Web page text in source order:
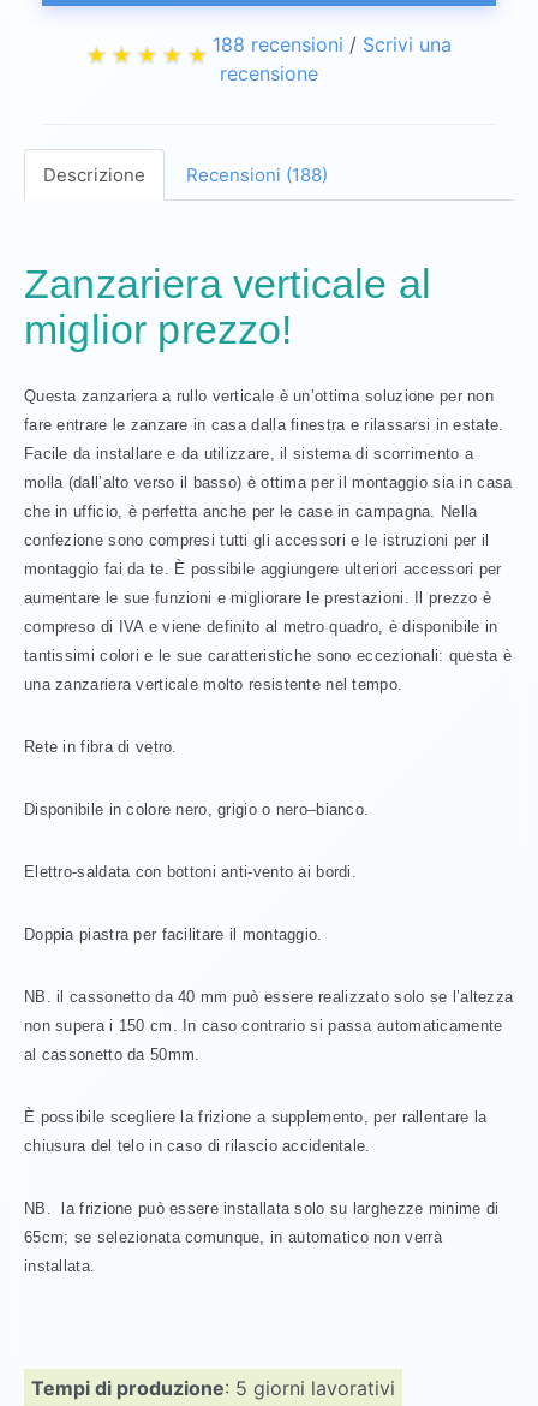
188 recensioni / Scrivi una
recensione
Descrizione Recensioni (188)
Zanzariera verticale al
miglior prezzo!
Questa zanzariera a rullo verticale è un’ottima soluzione per non
fare entrare le zanzare in casa dalla finestra e rilassarsi in estate.
Facile da installare e da utilizzare, il sistema di scorrimento a
molla (dall’alto verso il basso) è ottima per il montaggio sia in casa
che in ufficio, è perfetta anche per le case in campagna. Nella
confezione sono compresi tutti gli accessori e le istruzioni per il
montaggio fai da te. È possibile aggiungere ulteriori accessori per
aumentare le sue funzioni e migliorare le prestazioni. Il prezzo è
compreso di IVA e viene definito al metro quadro, è disponibile in
tantissimi colori e le sue caratteristiche sono eccezionali: questa è
una zanzariera verticale molto resistente nel tempo.
Rete in fibra di vetro.
Disponibile in colore nero, grigio o nero–bianco.
Elettro-saldata con bottoni anti-vento ai bordi.
Doppia piastra per facilitare il montaggio.
NB. il cassonetto da 40 mm può essere realizzato solo se l’altezza
non supera i 150 cm. In caso contrario si passa automaticamente
al cassonetto da 50mm.
È possibile scegliere la frizione a supplemento, per rallentare la
chiusura del telo in caso di rilascio accidentale.
NB. la frizione può essere installata solo su larghezze minime di
65cm; se selezionata comunque, in automatico non verrà
installata.
Tempi di produzione: 5 giorni lavorativi